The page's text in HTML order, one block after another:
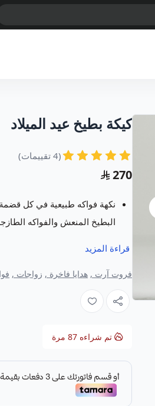
كيكة بطيخ عيد الميلاد
(4 تقييمات)
270
نكهة فواكه طبيعية في كل
البطيخ المنعش والفواكه
مبتكرة ومميزة تسر كل من
المواصفات:
القسم:اعياد الميلاد
المحتويات:
( بطيخ ، شمام ،
المنعش )
تكفي 20 فرد.
قراءة المزيد
فروت آرت , هدايا فاخرة , زواجات ,
تم شراءه 87 مرة